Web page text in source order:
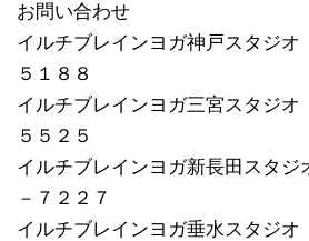
お問い合わせ
イルチブレインヨガ神戸スタジ
５１８８
イルチブレインヨガ三宮スタジ
５５２５
イルチブレインヨガ新長田スタ
－７２２７
イルチブレインヨガ垂水スタジ